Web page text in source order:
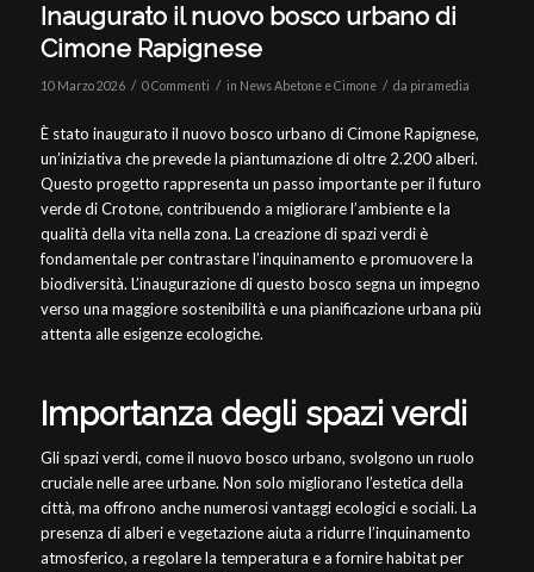
Inaugurato il nuovo bosco urbano di
Cimone Rapignese
10 Marzo 2026 / 0 Commenti / in News Abetone e Cimone / da piramedia
È stato inaugurato il nuovo bosco urbano di Cimone Rapignese,
un’iniziativa che prevede la piantumazione di oltre 2.200 alberi.
Questo progetto rappresenta un passo importante per il futuro
verde di Crotone, contribuendo a migliorare l’ambiente e la
qualità della vita nella zona. La creazione di spazi verdi è
fondamentale per contrastare l’inquinamento e promuovere la
biodiversità. L’inaugurazione di questo bosco segna un impegno
verso una maggiore sostenibilità e una pianificazione urbana più
attenta alle esigenze ecologiche.
Importanza degli spazi verdi
Gli spazi verdi, come il nuovo bosco urbano, svolgono un ruolo
cruciale nelle aree urbane. Non solo migliorano l’estetica della
città, ma offrono anche numerosi vantaggi ecologici e sociali. La
presenza di alberi e vegetazione aiuta a ridurre l’inquinamento
atmosferico, a regolare la temperatura e a fornire habitat per